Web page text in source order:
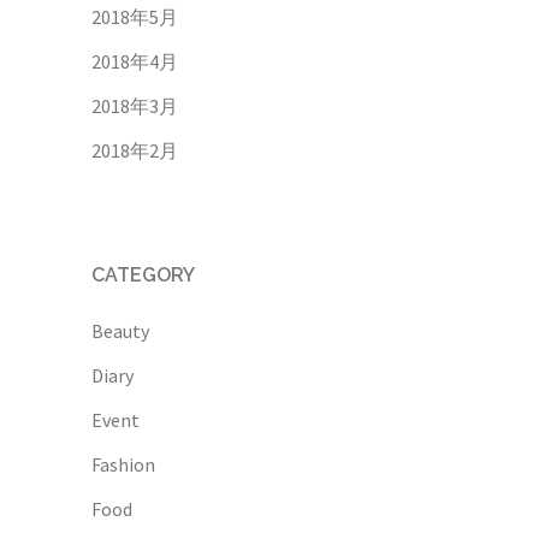
2018年5月
2018年4月
2018年3月
2018年2月
CATEGORY
Beauty
Diary
Event
Fashion
Food